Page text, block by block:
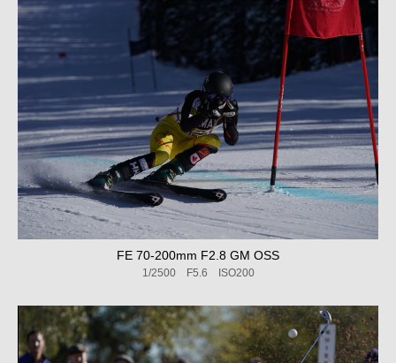
FE 70-200mm F2.8 GM OSS
1/2500 F5.6 ISO200